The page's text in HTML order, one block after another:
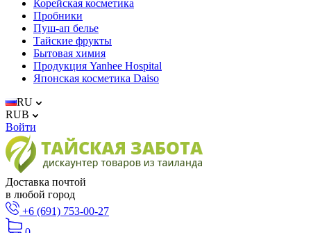
Корейская косметика
Пробники
Пуш-ап белье
Тайские фрукты
Бытовая химия
Продукция Yanhee Hospital
Японская косметика Daiso
RU
RUB
Войти
Доставка почтой
в любой город
+6 (691) 753-00-27